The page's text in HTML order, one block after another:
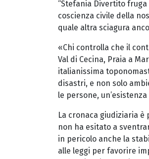
“Stefania Divertito
coscienza civile della
quale altra sciagura
«Chi controlla che il
Val di Cecina, Praia a
italianissima
disastri, e non solo
le persone,
La cronaca giudiziaria è
non ha esitato a
in pericolo anche la
alle leggi per favorire